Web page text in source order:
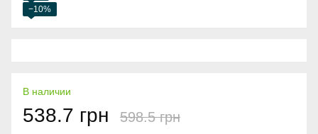
−10%
В наличии
538.7 грн 598.5 грн